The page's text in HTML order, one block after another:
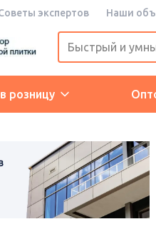
экспертов Наши
розницу